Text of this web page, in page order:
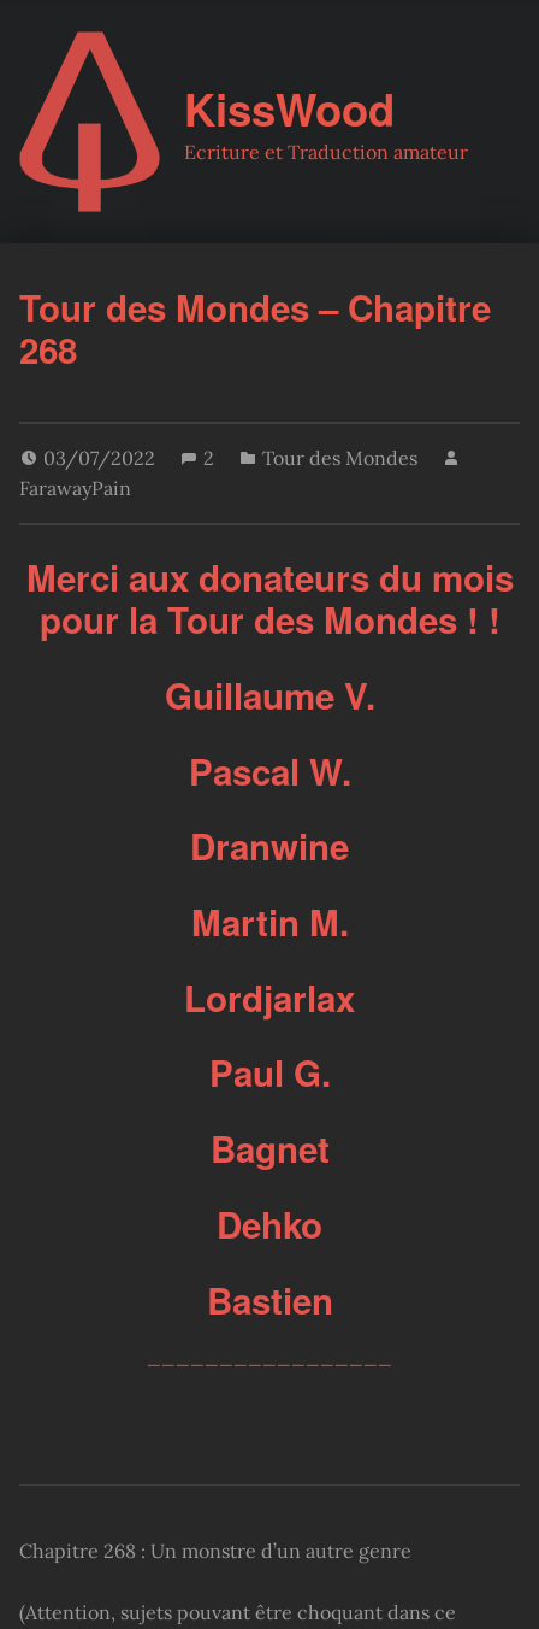
KissWood
Ecriture et Traduction amateur
Tour des Mondes – Chapitre
268
03/07/2022 2
Tour des Mondes
FarawayPain
Merci aux donateurs du mois
pour la Tour des Mondes ! !
Guillaume V.
Pascal W.
Dranwine
Martin M.
Lordjarlax
Paul G.
Bagnet
Dehko
Bastien
Chapitre 268 : Un monstre d’un autre genre
(Attention, sujets pouvant être choquant dans ce